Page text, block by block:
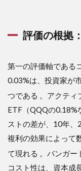
USラ
ージ
ッ
プ・
グロ
ス・
イン
クス
のメ
ズム
評価の根拠
第一の評価軸である
0.03%は、投資家が
つである 。アクティ
ETF（QQQの0.18%
ストの差が、10年、
複利の効果によって
て現れる 。バンガー
コスト性は、資本成